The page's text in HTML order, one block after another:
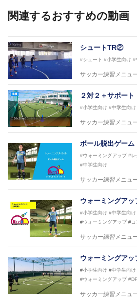
協会公認キッズリーダーチ
【指導歴】
FリーグU23選抜監督、ミャ
表監督
日本サッカー協会フットサ
（アジアサッカー連盟）フ
【資格】
JFA公認A級コーチジェネラ
ットサルB級コーチライセ
横山 哲久
ASV ペスカドーラ町田 監督
【資格】
日本サッカー協会公認B級
協会公認フットサルB級ライ
関連するおすすめの動画
シュートTR②
#シュート #小学生向け #
サッカー練習メニュ
２対２＋サポート
#小学生向け #中学生向け
サッカー練習メニュ
ボール脱出ゲーム
#ウォーミングアップ #レ
#中学生向け
サッカー練習メニュ
ウォーミングアッ
#小学生向け #中学生向け
#ウォーミングアップ #コ
サッカー練習メニュ
ウォーミングアッ
#小学生向け #中学生向け
#ウォーミングアップ
サッカー練習メニュ